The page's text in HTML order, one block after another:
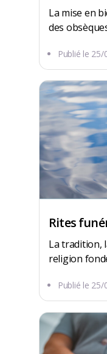
La mise en
des
Publié le 25/
Rites
La tradition,
religion
Publié le 25/